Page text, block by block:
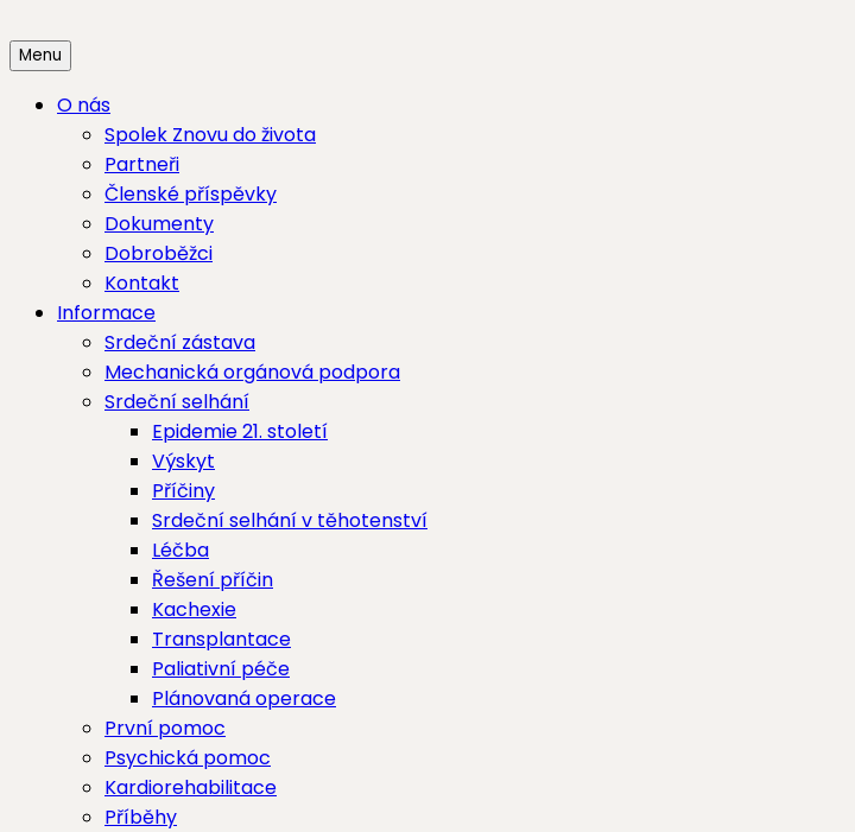
toMenu
O nás
Spolek Znovu do života
Partneři
Členské příspěvky
Dokumenty
Dobroběžci
Kontakt
Informace
Srdeční zástava
Mechanická orgánová podpora
Srdeční selhání
Epidemie 21. století
Výskyt
Příčiny
Srdeční selhání v těhotenství
Léčba
Řešení příčin
Kachexie
Transplantace
Paliativní péče
Plánovaná operace
První pomoc
Psychická pomoc
Kardiorehabilitace
Příběhy